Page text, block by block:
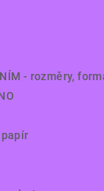
- rozměry,